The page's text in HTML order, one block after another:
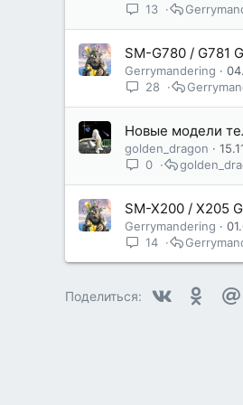
13
SM-G780 / G781
Gerrymandering
28
Новые модели
golden_dragon
0
SM-X200 / X205
Gerrymandering
14
Поделиться: Vkontakte